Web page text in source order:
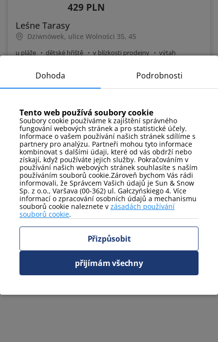
429 PLN
Leśne Tarasy
Dziwnówek, ulice Wolności 35, 45
u pláže dětské hřiště v blízkosti prodejny
výtah
Podívejte
Dohoda Podrobnosti
Tento web používá soubory cookie
Soubory cookie používáme k zajištění správného
fungování webových stránek a pro statistické účely.
Informace o vašem používání našich stránek sdílíme s
partnery pro analýzu. Partneři mohou tyto informace
kombinovat s dalšími údaji, které od vás obdrží nebo
získají, když používáte jejich služby. Pokračováním v
používání našich webových stránek souhlasíte s naším
používáním souborů cookie.Zároveň bychom Vás rádi
informovali, že Správcem Vašich údajů je Sun & Snow
Sp. z o.o., Varšava (00-362) ul. Gałczyńskiego 4. Více
informací o zpracování osobních údajů a mechanismu
souborů cookie naleznete v zásadách používání
souborů cookie.
Přizpůsobit
přijímám všechny